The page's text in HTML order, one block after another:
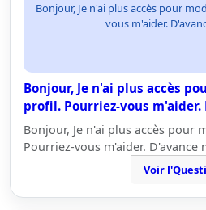
Bonjour, Je n'ai plus accès pour
vous m'aider.
Bonjour, Je n'ai plus accès
profil. Pourriez-vous m'aider.
Bonjour, Je n'ai plus accès pour
Pourriez-vous m'aider. D'avance
Voir